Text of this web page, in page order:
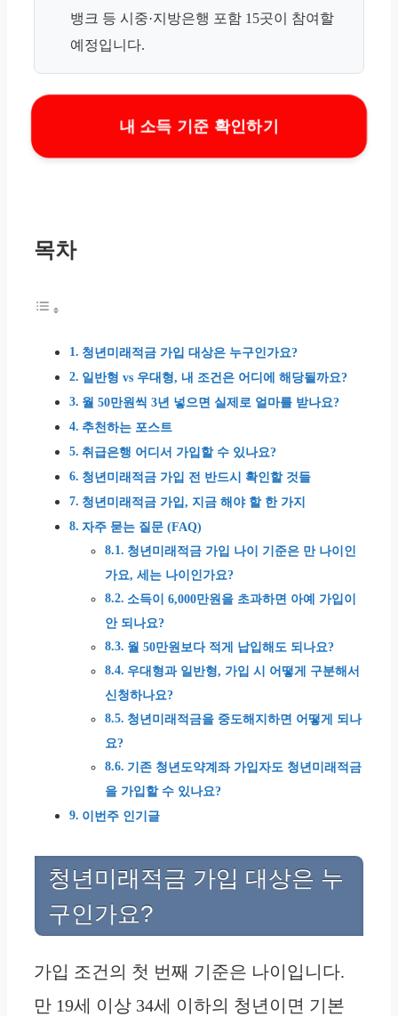
뱅크 등 시중·지방은행 포함 15곳이 참여할
예정입니다.
내 소득 기준 확인하기
목차
청년미래적금 가입 대상은 누구인가요?
일반형 vs 우대형, 내 조건은 어디에 해당될까요?
월 50만원씩 3년 넣으면 실제로 얼마를 받나요?
추천하는 포스트
취급은행 어디서 가입할 수 있나요?
청년미래적금 가입 전 반드시 확인할 것들
청년미래적금 가입, 지금 해야 할 한 가지
자주 묻는 질문 (FAQ)
청년미래적금 가입 나이 기준은 만 나이인
가요, 세는 나이인가요?
소득이 6,000만원을 초과하면 아예 가입이
안 되나요?
월 50만원보다 적게 납입해도 되나요?
우대형과 일반형, 가입 시 어떻게 구분해서
신청하나요?
청년미래적금을 중도해지하면 어떻게 되나
요?
기존 청년도약계좌 가입자도 청년미래적금
을 가입할 수 있나요?
이번주 인기글
청년미래적금 가입 대상은 누
구인가요?
가입 조건의 첫 번째 기준은 나이입니다.
만 19세 이상 34세 이하의 청년이면 기본